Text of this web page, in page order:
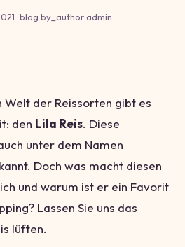
· blog.by_author admin
der Reissorten gibt es
den Lila Reis. Diese
unter dem Namen
Doch was macht diesen
und warum ist er ein Favorit
Lassen Sie uns das
lüften.